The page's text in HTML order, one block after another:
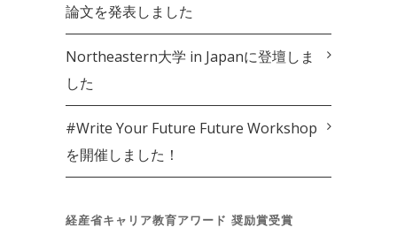
論文を発表しました
Northeastern大学 in Japanに登壇しま
した
#Write Your Future Future Workshop
を開催しました！
経産省キャリア教育アワード 奨励賞受賞